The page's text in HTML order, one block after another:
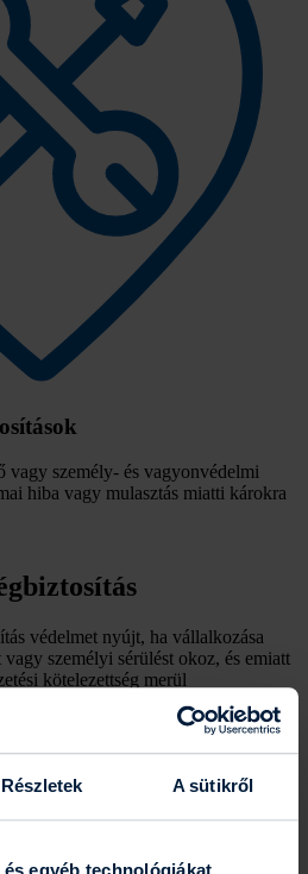
Részletek A sütikről
személy- és vagyonvédelmi
hiba vagy mulasztás miatti károkra
védelmet nyújt, ha vállalkozása
személyi sérülést okoz, és emiatt
kötelezettség merül
a szerződésben meghatározott
fedezett károkat.